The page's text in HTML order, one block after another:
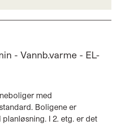
- Vannb.varme - EL-
med
Boligene er
I 2. etg. er det